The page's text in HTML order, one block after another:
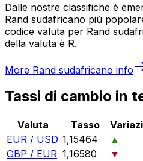
Dalle nostre classifiche è
Rand sudafricano più
codice valuta per Rand
della valuta è R.
More Rand sudafricano info
Tassi di cambio in
Valuta Tasso
EUR / USD 1,15464
▲
GBP / EUR 1,16580
▼